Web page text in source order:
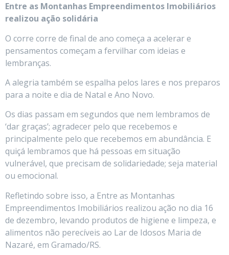
Entre as Montanhas Empreendimentos Imobiliários
realizou ação solidária
O corre corre de final de ano começa a acelerar e
pensamentos começam a fervilhar com ideias e
lembranças.
A alegria também se espalha pelos lares e nos preparos
para a noite e dia de Natal e Ano Novo.
Os dias passam em segundos que nem lembramos de
‘dar graças’; agradecer pelo que recebemos e
principalmente pelo que recebemos em abundância. E
quiçá lembramos que há pessoas em situação
vulnerável, que precisam de solidariedade; seja material
ou emocional.
Refletindo sobre isso, a Entre as Montanhas
Empreendimentos Imobiliários realizou ação no dia 16
de dezembro, levando produtos de higiene e limpeza, e
alimentos não perecíveis ao Lar de Idosos Maria de
Nazaré, em Gramado/RS.